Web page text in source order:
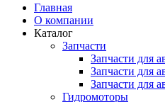
Главная
О компании
Каталог
Запчасти
Запчасти для
Запчасти для
Запчасти для
Гидромоторы